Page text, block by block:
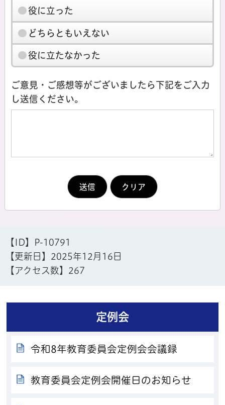
役に立った
どちらともいえない
役に立たなかった
ご意見・ご感想等がございましたら下記をご入力
し送信ください。
【ID】
P-10791
【更新日】 2025年12月16日
【アクセス数】 267
定例会
令和8年教育委員会定例会会議録
教育委員会定例会開催日のお知らせ